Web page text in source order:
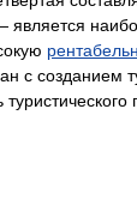
с созданием